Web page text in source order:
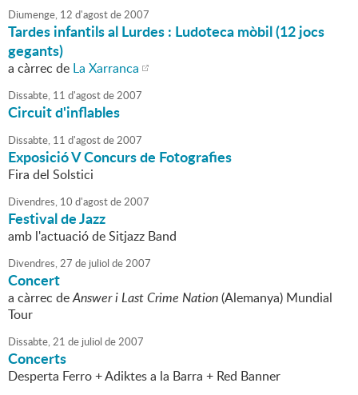
Diumenge, 12 d'agostde2007
Tardes infantils al Lurdes : Ludoteca mòbil (12 jocs
gegants)
a càrrec de La Xarranca
Dissabte, 11 d'agostde2007
Circuit d'inflables
Dissabte, 11 d'agostde2007
Exposició V Concurs de Fotografies
Fira del Solstici
Divendres, 10 d'agostde2007
Festival de Jazz
amb l'actuació de Sitjazz Band
Divendres,27 de juliol de2007
Concert
a càrrec deAnswer i Last Crime Nation(Alemanya) Mundial
Tour
Dissabte,21 de juliol de2007
Concerts
Desperta Ferro + Adiktes a la Barra + Red Banner